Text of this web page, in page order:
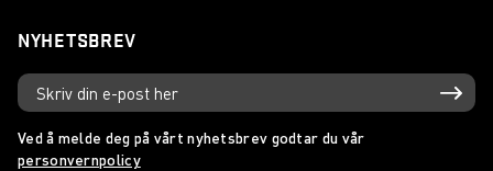
NYHETSBREV
Ved å melde deg på vårt nyhetsbrev godtar du vår
personvernpolicy